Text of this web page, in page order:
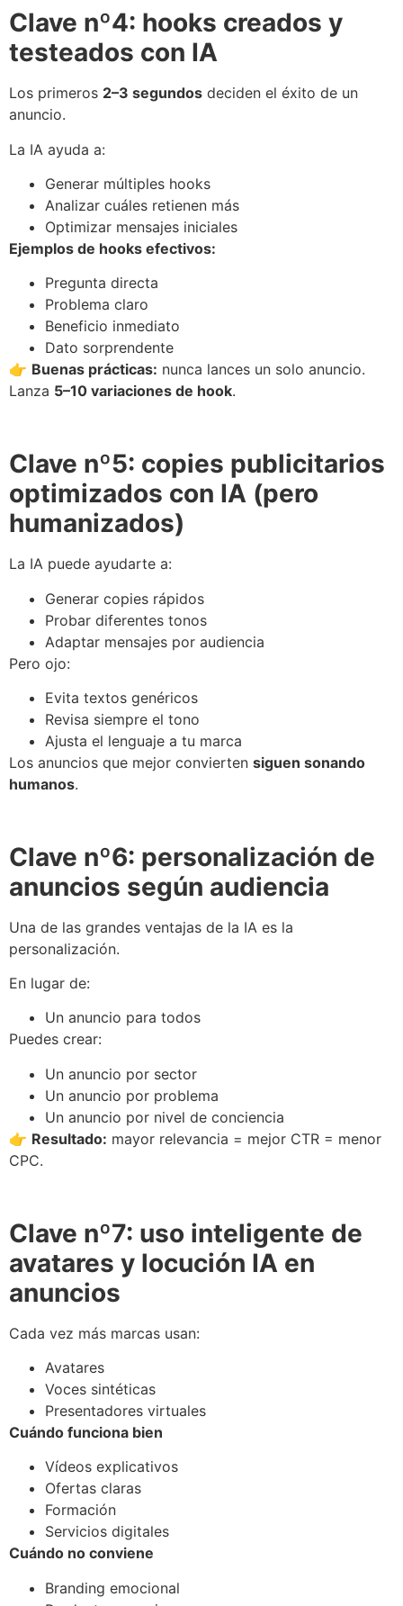
Clave nº4: hooks creados y
testeados con IA
Los primeros 2–3 segundos deciden el éxito de un
anuncio.
La IA ayuda a:
Generar múltiples hooks
Analizar cuáles retienen más
Optimizar mensajes iniciales
Ejemplos de hooks efectivos:
Pregunta directa
Problema claro
Beneficio inmediato
Dato sorprendente
👉 Buenas prácticas: nunca lances un solo anuncio.
Lanza 5–10 variaciones de hook.
Clave nº5: copies publicitarios
optimizados con IA (pero
humanizados)
La IA puede ayudarte a:
Generar copies rápidos
Probar diferentes tonos
Adaptar mensajes por audiencia
Pero ojo:
Evita textos genéricos
Revisa siempre el tono
Ajusta el lenguaje a tu marca
Los anuncios que mejor convierten siguen sonando
humanos.
Clave nº6: personalización de
anuncios según audiencia
Una de las grandes ventajas de la IA es la
personalización.
En lugar de:
Un anuncio para todos
Puedes crear:
Un anuncio por sector
Un anuncio por problema
Un anuncio por nivel de conciencia
👉 Resultado: mayor relevancia = mejor CTR = menor
CPC.
Clave nº7: uso inteligente de
avatares y locución IA en
anuncios
Cada vez más marcas usan:
Avatares
Voces sintéticas
Presentadores virtuales
Cuándo funciona bien
Vídeos explicativos
Ofertas claras
Formación
Servicios digitales
Cuándo no conviene
Branding emocional